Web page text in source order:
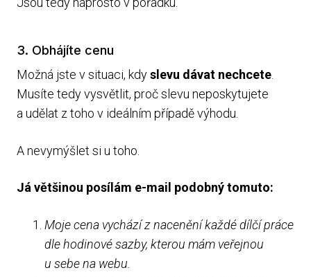
3. Obhájíte cenu
Možná jste v situaci, kdyslevu dávat nechcete
Musíte tedy vysvětlit, proč slevu neposkytujete
a udělat z toho v ideálním případě výhodu.
A nevymýšlet si u toho.
Já většinou posílám e-mail podobný tomuto:
Moje cena vychází z nacenění každé dílčí práce
dle hodinové sazby, kterou mám veřejnou
u sebe na webu.